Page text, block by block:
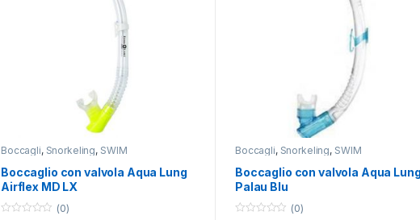
Boccagli, Snorkeling, SWIM
Boccaglio con valvola Aqua Lung
Airflex MD LX
(0)
Boccagli, Snorkeling, SWIM
Boccaglio con valvola Aqua Lung
Palau Blu
(0)